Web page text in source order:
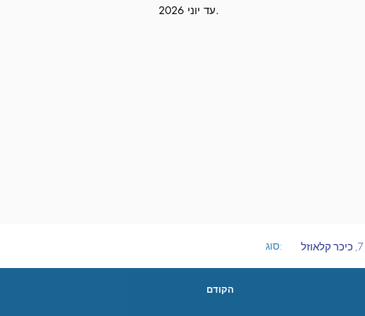
עד יוני 2026.
סוג: